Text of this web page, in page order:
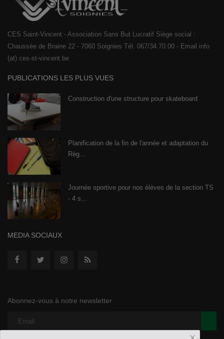
CES Saint-Vincent - Association Sans But Lucratif Siège social :
Chaussée de Braine 22 - 7060 Soignies Tél. 067/34.70.00 - Email info
(at) ces-st-vincent.be
PUBLICATIONS LES PLUS VUES
Construction d'une structure pour skateboard
Planification de la fin de l'année et adaptation du
Règ...
Journée sportive pour nos élèves de la section TS
- 4 s...
MEDIA SOCIAUX
Abonnez-vous à notre newsletter